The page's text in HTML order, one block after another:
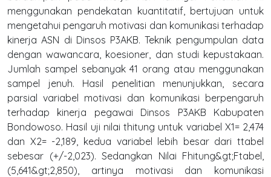
menggunakan pendekatan kuantitatif, bertujuan untuk
mengetahui pengaruh motivasi dan komunikasi terhadap
kinerja ASN di Dinsos P3AKB. Teknik pengumpulan data
dengan wawancara, koesioner, dan studi kepustakaan.
Jumlah sampel sebanyak 41 orang atau menggunakan
sampel jenuh. Hasil penelitian menunjukkan, secara
parsial variabel motivasi dan komunikasi berpengaruh
terhadap kinerja pegawai Dinsos P3AKB Kabupaten
Bondowoso. Hasil uji nilai thitung untuk variabel X1= 2,474
dan X2= -2,189, kedua variabel lebih besar dari ttabel
sebesar (+/-2,023). Sedangkan Nilai Fhitung&gt;Ftabel,
(5,641&gt;2,850), artinya motivasi dan komunikasi